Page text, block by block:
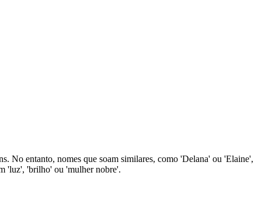
No entanto, nomes que soam similares, como 'Delana' ou 'Elaine',
'luz', 'brilho' ou 'mulher nobre'.